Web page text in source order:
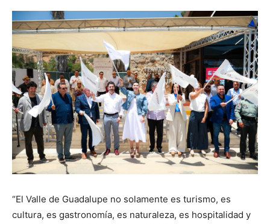
“El Valle de Guadalupe no solamente es turismo, es
cultura, es gastronomía, es naturaleza, es hospitalidad y